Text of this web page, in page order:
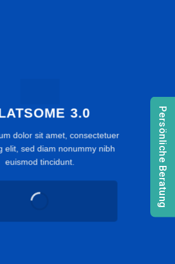
3.0
dolor sit amet, consectetuer
elit, sed diam nonummy nibh
euismod tincidunt.
Persönliche Beratung